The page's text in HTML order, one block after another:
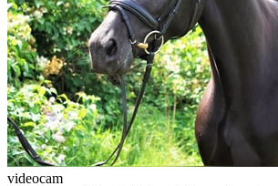
videocam